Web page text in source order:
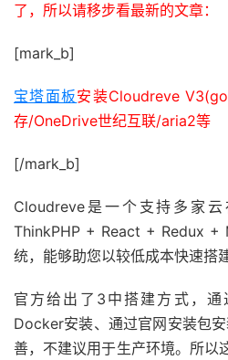
了，所以请移步看最新的文章：
[mark_b]
宝塔面板安装Cloudreve
存/OneDrive世纪互联/aria2等
[/mark_b]
Cloudreve是一个支持多家
ThinkPHP + React + Redux +
统，能够助您以较低成本快速搭
官方给出了3中搭建方式，通
Docker安装、通过官网安装包
善，不建议用于生产环境。所以